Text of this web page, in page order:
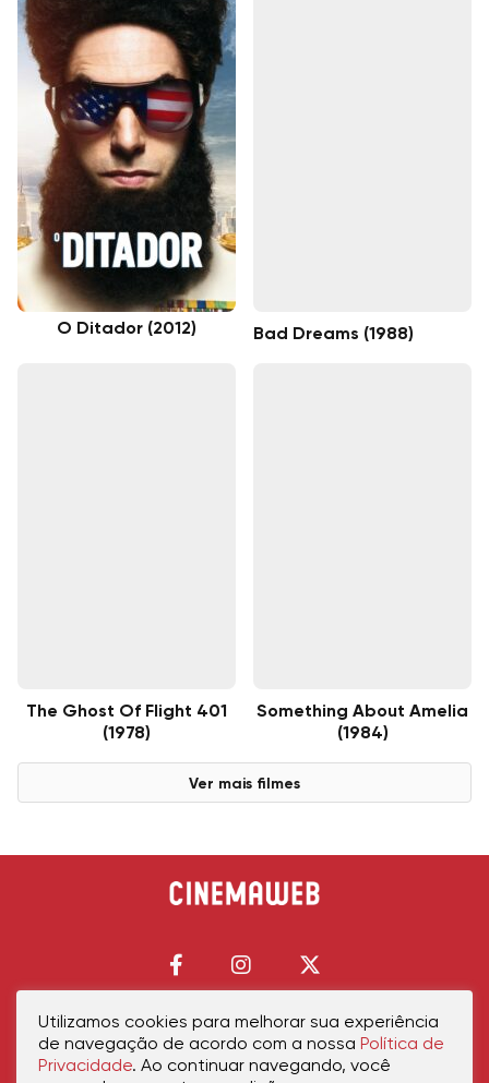
O Ditador (2012) Bad Dreams (1988)
The Ghost Of Flight 401
(1978)
Something About Amelia
(1984)
Ver mais filmes
Início Política de PrivacidadePolítica de CookiesContatoSobre Nós
Utilizamos cookies para melhorar sua experiência
de navegação de acordo com a nossa Política de
Privacidade. Ao continuar navegando, você